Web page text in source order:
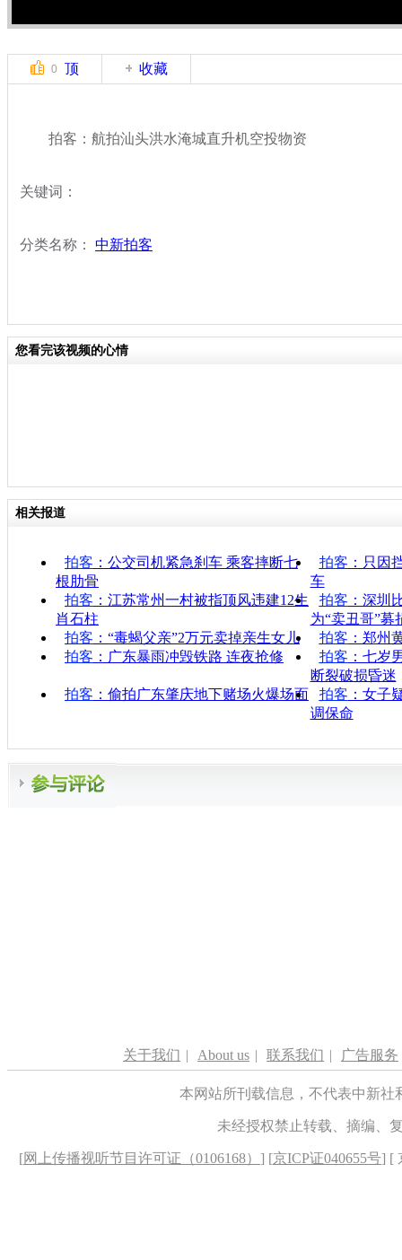
0 顶 收藏
拍客：航拍汕头洪水淹城直升机空投物资
关键词：
分类名称： 中新拍客
您看完该视频的心情
相关报道
拍客 ：公交司机紧急刹车 乘客摔断七
根肋骨
拍客 ：只因
车
拍客 ：江苏常州一村被指顶风违建12生
肖石柱
拍客 ：深圳
为“卖丑哥”募
拍客 ：“毒蝎父亲”2万元卖掉亲生女儿 拍客 ：郑州
拍客 ：广东暴雨冲毁铁路 连夜抢修 拍客 ：七岁
断裂破损昏迷
拍客 ：偷拍广东肇庆地下赌场火爆场面 拍客 ：女子
调保命
关于我们 | About us | 联系我们 | 广告服务
本网站所刊载信息，不代表中新
未经授权禁止转载、摘编、
[网上传播视听节目许可证（0106168） ] [京ICP证040655号] [